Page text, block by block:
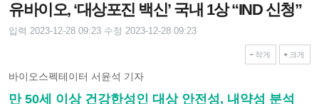
유바이오, ‘대상포진 백신’ 국내 1상 “IND 신청”
입력 2023-12-28 09:23 수정 2023-12-28 09:23
작게 크게
바이오스펙테이터 서윤석 기자
만 50세 이상 건강한성인 대상 안전성, 내약성 분석